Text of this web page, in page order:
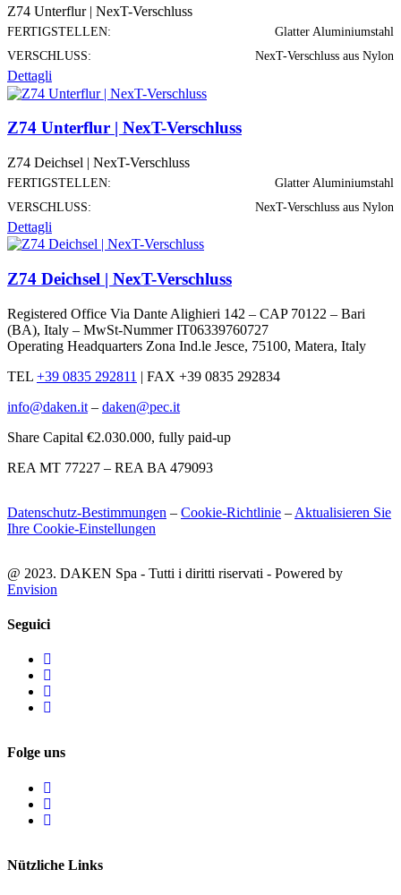
Z74 Unterflur | NexT-Verschluss
FERTIGSTELLEN:
Glatter Aluminiumstahl
VERSCHLUSS:
NexT-Verschluss aus Nylon
Dettagli
Z74 Unterflur | NexT-Verschluss
Z74 Deichsel | NexT-Verschluss
FERTIGSTELLEN:
Glatter Aluminiumstahl
VERSCHLUSS:
NexT-Verschluss aus Nylon
Dettagli
Z74 Deichsel | NexT-Verschluss
Registered Office Via Dante Alighieri 142 – CAP 70122 – Bari
(BA), Italy – MwSt-Nummer IT06339760727
Operating Headquarters Zona Ind.le Jesce, 75100, Matera, Italy
TEL +39 0835 292811 | FAX +39 0835 292834
info@daken.it – daken@pec.it
Share Capital €2.030.000, fully paid-up
REA MT 77227 – REA BA 479093
Datenschutz-Bestimmungen – Cookie-Richtlinie – Aktualisieren Sie
Ihre Cookie-Einstellungen
@ 2023. DAKEN Spa - Tutti i diritti riservati - Powered by
Envision
Seguici
Folge uns
Nützliche Links